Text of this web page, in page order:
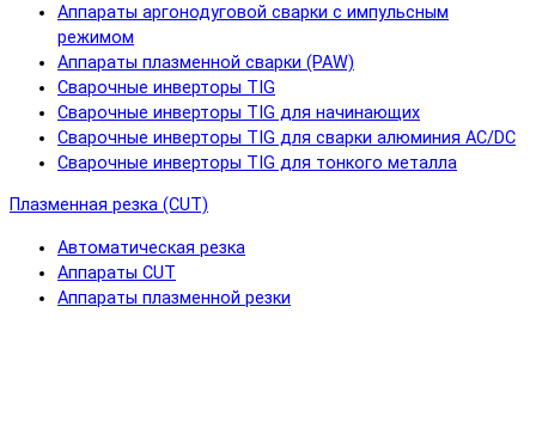
Аппараты аргонодуговой сварки с импульсным
режимом
Аппараты плазменной сварки (PAW)
Сварочные инверторы TIG
Сварочные инверторы TIG для начинающих
Сварочные инверторы TIG для сварки алюминия AC/DC
Сварочные инверторы TIG для тонкого металла
Плазменная резка (CUT)
Автоматическая резка
Аппараты CUT
Аппараты плазменной резки